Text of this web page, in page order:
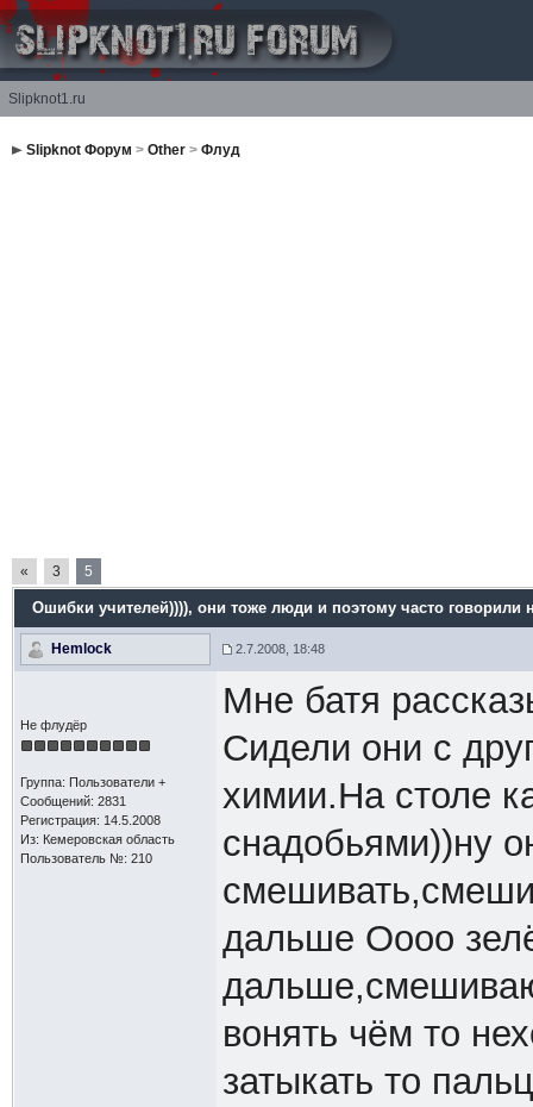
Slipknot1.ru
Slipknot Форум > Other> Флуд
« 3 5
Ошибки учителей)))), они тоже люди и поэтому часто говорили
Hemlock 2.7.2008, 18:48
Не флудёр
Группа: Пользователи +
Сообщений: 2831
Регистрация: 14.5.2008
Из: Кемеровская область
Пользователь №: 210
Мне батя
Сидели они с
химии.На столе
снадобьями))ну
дальше Оооо
вонять чём то
затыкать то